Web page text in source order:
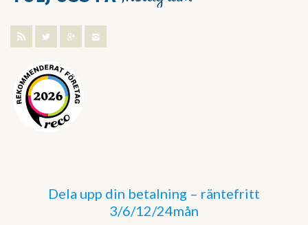
Dela upp din betalning – räntefritt
3/6/12/24mån